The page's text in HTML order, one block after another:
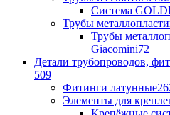
Система
Трубы
Трубы
Giacomini72
Детали трубопроводов,
509
Фитинги латунные
Элементы для